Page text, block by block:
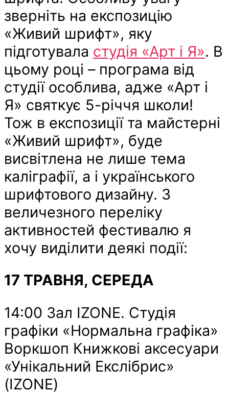
зверніть на експозицію
«Живий шрифт», яку
підготувала студія «Арт і Я». В
цьому році – програма від
студії особлива, адже «Арт і
Я» святкує 5-річчя школи!
Тож в експозиції та майстерні
«Живий шрифт», буде
висвітлена не лише тема
каліграфії, а і українського
шрифтового дизайну. З
величезного переліку
активностей фестивалю я
хочу виділити деякі події:
17 ТРАВНЯ, СЕРЕДА
14:00 Зал IZONE. Студія
графіки «Нормальна графіка»
Воркшоп Книжкові аксесуари
«Унікальний Екслібрис»
(IZONE)